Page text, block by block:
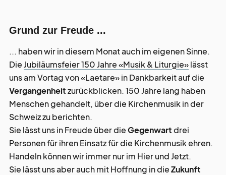
Grund zur Freude ...
... haben wir in diesem Monat auch im eigenen Sinne.
Die Jubiläumsfeier 150 Jahre «Musik & Liturgie»lässt
uns am Vortag von «Laetare» in Dankbarkeit auf die
Vergangenheitzurückblicken. 150 Jahre lang haben
Menschen gehandelt, über die Kirchenmusik in der
Schweiz zu berichten.
Sie lässt uns in Freude über dieGegenwartdrei
Personen für ihren Einsatz für die Kirchenmusik ehren.
Handeln können wir immer nur im Hier und Jetzt.
Sie lässt uns aber auch mit Hoffnung in dieZukunft